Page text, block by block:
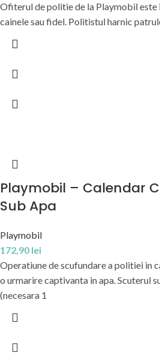
Ofiterul de politie de la Playmobil
cainele sau fidel. Politistul harnic
Playmobil – Calendar
Sub Apa
Playmobil
172,90 lei
Operatiune de scufundare a politiei in
o urmarire captivanta in apa. Scuterul
(necesara 1